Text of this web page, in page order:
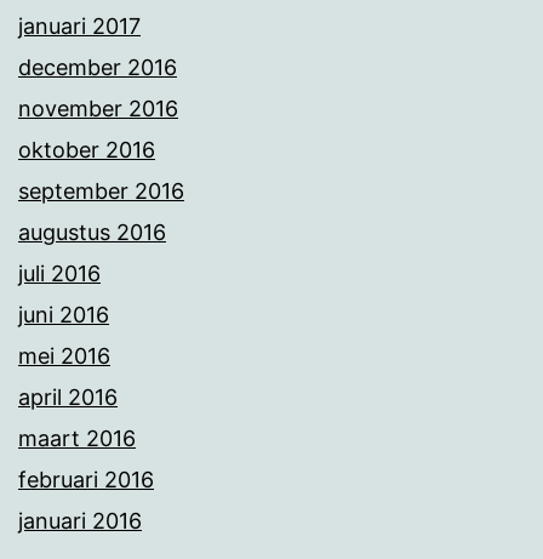
januari 2017
december 2016
november 2016
oktober 2016
september 2016
augustus 2016
juli 2016
juni 2016
mei 2016
april 2016
maart 2016
februari 2016
januari 2016